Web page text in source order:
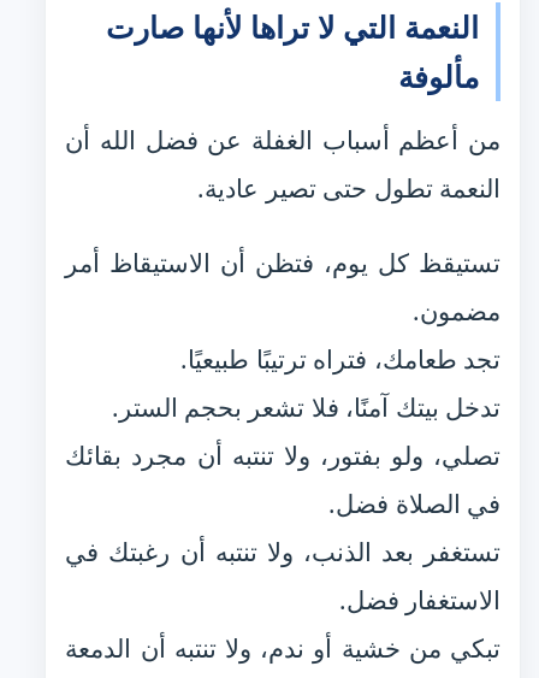
النعمة التي لا تراها لأنها صارت
مألوفة
من أعظم أسباب الغفلة عن فضل الله أن
النعمة تطول حتى تصير عادية.
تستيقظ كل يوم، فتظن أن الاستيقاظ أمر
مضمون.
تجد طعامك، فتراه ترتيبًا طبيعيًا.
تدخل بيتك آمنًا، فلا تشعر بحجم الستر.
تصلي، ولو بفتور، ولا تنتبه أن مجرد بقائك
في الصلاة فضل.
تستغفر بعد الذنب، ولا تنتبه أن رغبتك في
الاستغفار فضل.
تبكي من خشية أو ندم، ولا تنتبه أن الدمعة